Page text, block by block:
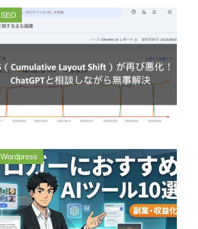
SEO
Wordpress